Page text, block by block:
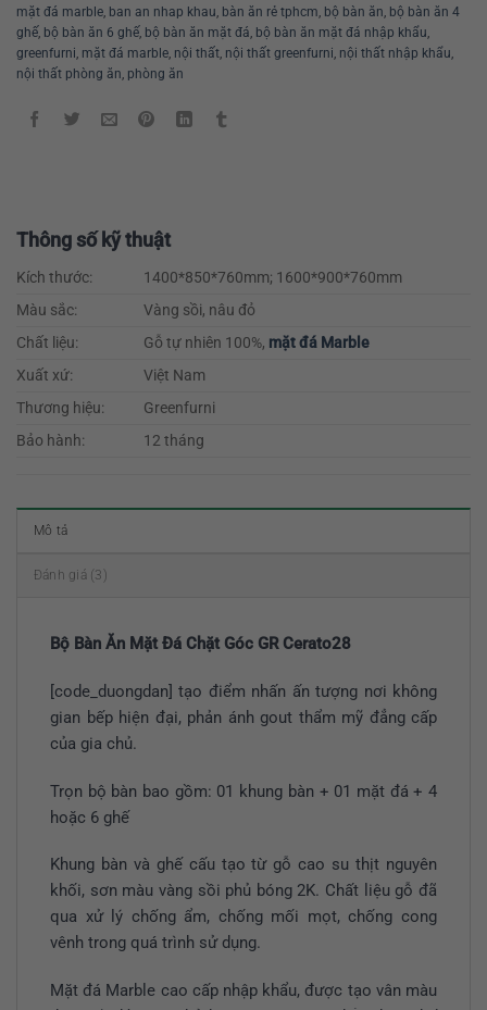
mặt đá marble, ban an nhap khau, bàn ăn rẻ tphcm, bộ bàn ăn, bộ bàn ăn 4
ghế, bộ bàn ăn 6 ghế, bộ bàn ăn mặt đá, bộ bàn ăn mặt đá nhập khẩu,
greenfurni, mặt đá marble, nội thất, nội thất greenfurni, nội thất nhập khẩu,
nội thất phòng ăn, phòng ăn
Thông số kỹ thuật
Kích thước:
1400*850*760mm; 1600*900*760mm
Màu sắc:
Vàng sồi, nâu đỏ
Chất liệu:
Gỗ tự nhiên 100%, mặt đá Marble
Xuất xứ:
Việt Nam
Thương hiệu:
Greenfurni
Bảo hành:
12 tháng
Mô tả
Đánh giá (3)
Bộ Bàn Ăn Mặt Đá Chặt Góc GR Cerato28
[code_duongdan] tạo điểm nhấn ấn tượng nơi không
gian bếp hiện đại, phản ánh gout thẩm mỹ đẳng cấp
của gia chủ.
Trọn bộ bàn bao gồm: 01 khung bàn + 01 mặt đá + 4
hoặc 6 ghế
Khung bàn và ghế cấu tạo từ gỗ cao su thịt nguyên
khối, sơn màu vàng sồi phủ bóng 2K. Chất liệu gỗ đã
qua xử lý chống ẩm, chống mối mọt, chống cong
vênh trong quá trình sử dụng.
Mặt đá Marble cao cấp nhập khẩu, được tạo vân màu